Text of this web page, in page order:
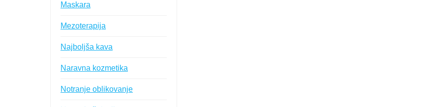
Maskara
Mezoterapija
Najboljša kava
Naravna kozmetika
Notranje oblikovanje